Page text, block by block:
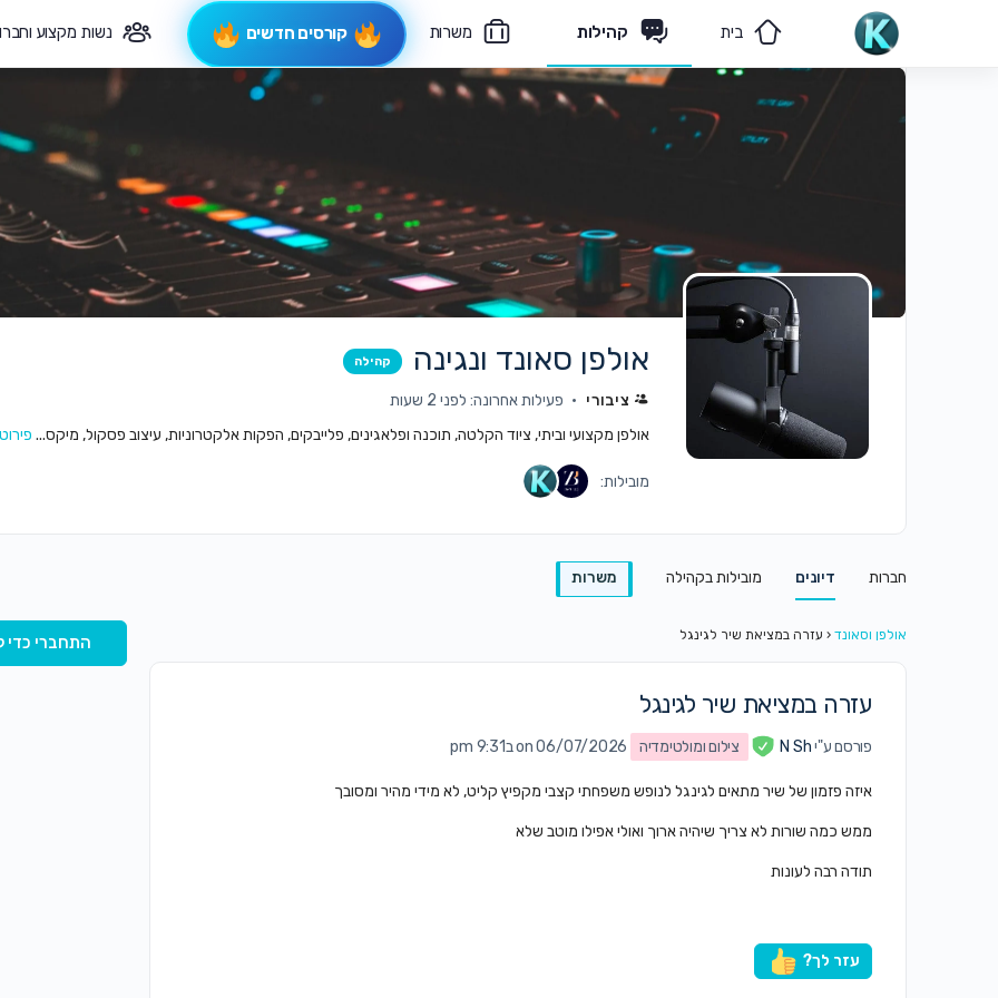
בית קהילות משרות קורסים חדשים נשות מקצוע
הצוות שלנו פיקוח תורני צרי קשר
אולפן סאונד ונגינה קהילה
ציבורי
פעילות אחרונה: לפני 2 שעות
אולפן מקצועי וביתי, ציוד הקלטה, תוכנה ופלאגינים, פלייבקים, הפקות אלקטרוניות, עיצוב פסקול, מיקס...
מובילות:
חברות דיונים מובילות בקהילה משרות
אולפן וסאונד ‹ עזרה במציאת שיר לגינגל
עזרה במציאת שיר לגינגל
פורסם ע"יN Sh צילום ומולטימדיה on 06/07/2026 ב9:31 pm
איזה פזמון של שיר מתאים לגינגל לנופש משפחתי קצבי מקפיץ קליט, לא מידי מהיר ומסובך
ממש כמה שורות לא צריך שיהיה ארוך ואולי אפילו מוטב שלא
תודה רבה לעונות
עזר לך?
התחברי כדי